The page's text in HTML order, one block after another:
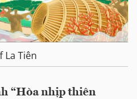
La Tiên
“Hòa nhịp thiên